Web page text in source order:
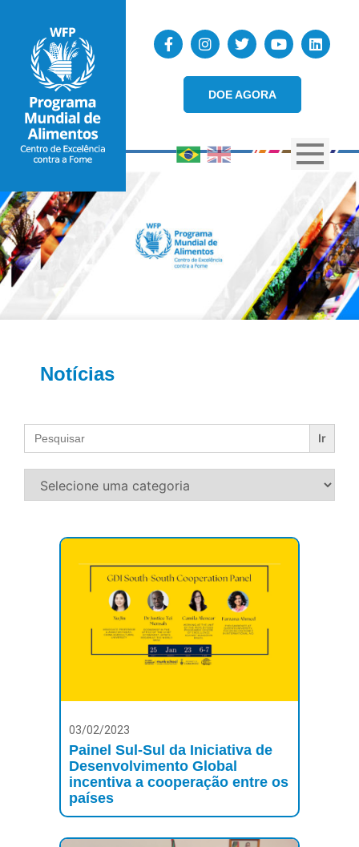
DOE AGORA
Notícias
Search
for:
03/02/2023
Painel Sul-Sul da Iniciativa de
Desenvolvimento Global
incentiva a cooperação entre os
países